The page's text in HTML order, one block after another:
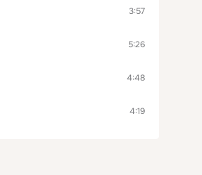
3:57
5:26
4:48
4:19